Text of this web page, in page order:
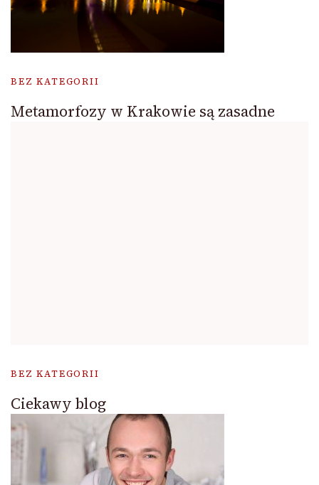
BEZ KATEGORII
Metamorfozy w Krakowie są zasadne
BEZ KATEGORII
Ciekawy blog